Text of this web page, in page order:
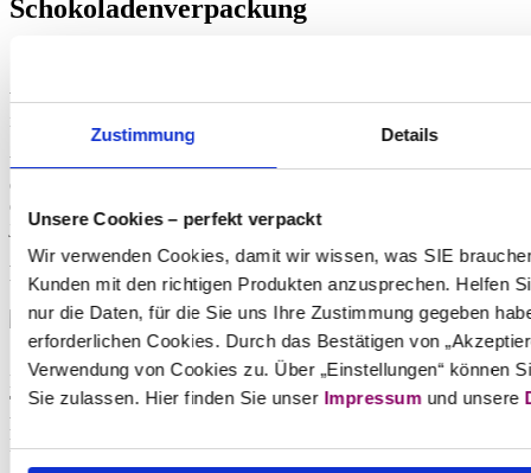
Zustimmung Details
Unsere Cookies – perfekt verpackt
Wir verwenden Cookies, damit wir wissen, was SIE
Kunden mit den richtigen Produkten anzusprechen. Helfen
nur die Daten, für die Sie uns Ihre Zustimmung gegeben
erforderlichen Cookies. Durch das Bestätigen von
Verwendung von Cookies zu. Über „Einstellungen“ können
Sie zulassen. Hier finden Sie unser Impressumund unsere
Schokoladenverpackung
Welche Schachteln eignen sich als Schokoladenverpackung? Wie so
Schachtelauswahl haben wir viele verschiedene Boxen und
Verpackungen im Sortiment, die sich als Schokoladenverpackung
eignen. Die individuelle
ehesten als
jedoch noch weitere Schachteln für Sie in petto:
Faltschachteln
Der Klassiker unter den Schokoladentafeln ist immer noch die100g-
Tafelim länglichen Format von80 mm x 11 mm x 166 mm . Sie
haben eine Schokoladentafel, die andere Formate hat - um aus der
Menge herauszustechen?